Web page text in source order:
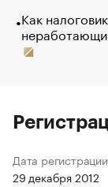
Как
Дата регистрации
29 декабря 2012